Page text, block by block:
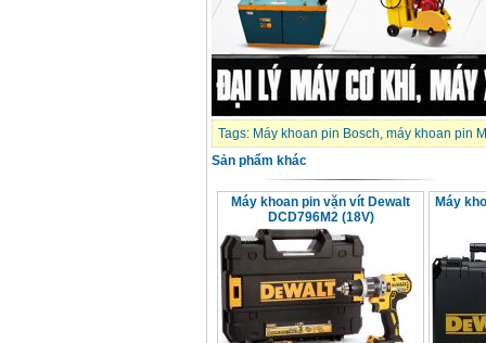
Tags: Máy khoan pin Bosch, máy khoan pin
Sản phẩm khác
Máy khoan pin vặn vít Dewalt
DCD796M2 (18V)
Máy